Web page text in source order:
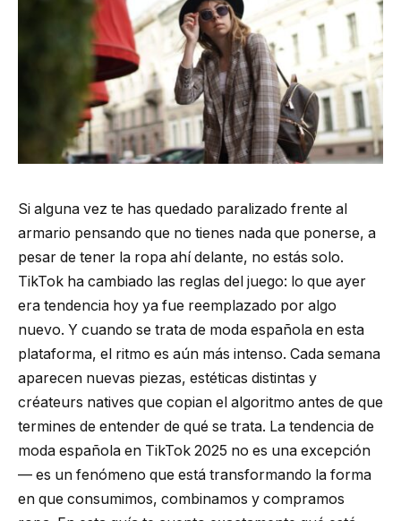
Si alguna vez te has quedado paralizado frente al
armario pensando que no tienes nada que ponerse, a
pesar de tener la ropa ahí delante, no estás solo.
TikTok ha cambiado las reglas del juego: lo que ayer
era tendencia hoy ya fue reemplazado por algo
nuevo. Y cuando se trata de moda española en esta
plataforma, el ritmo es aún más intenso. Cada semana
aparecen nuevas piezas, estéticas distintas y
créateurs natives que copian el algoritmo antes de que
termines de entender de qué se trata. La tendencia de
moda española en TikTok 2025 no es una excepción
— es un fenómeno que está transformando la forma
en que consumimos, combinamos y compramos